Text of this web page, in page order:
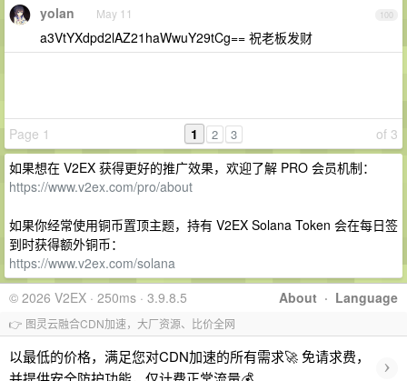
100
yolan May 11
a3VtYXdpd2lAZ21haWwuY29tCg== 祝老板发财
Page 1 of 3
1 2 3
如果想在 V2EX 获得更好的推广效果，欢迎了解 PRO 会员机制：
https://www.v2ex.com/pro/about
如果你经常使用铜币置顶主题，持有 V2EX Solana Token 会在每日签
到时获得额外铜币：
https://www.v2ex.com/solana
About · Language
© 2026 V2EX · 250ms · 3.9.8.5
👉 图灵云融合CDN加速，大厂资源、比价全网
以最低的价格，满足您对CDN加速的所有需求🚀 免请求费，
›